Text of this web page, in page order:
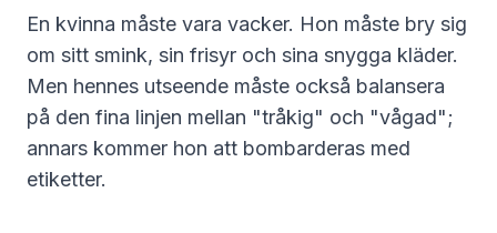
En kvinna måste vara vacker. Hon måste bry sig
om sitt smink, sin frisyr och sina snygga kläder.
Men hennes utseende måste också balansera
på den fina linjen mellan "tråkig" och "vågad";
annars kommer hon att bombarderas med
etiketter.